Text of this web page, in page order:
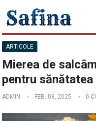
ARTICOLE
Mierea de
pentru
ADMIN FEB. 08, 2025 0